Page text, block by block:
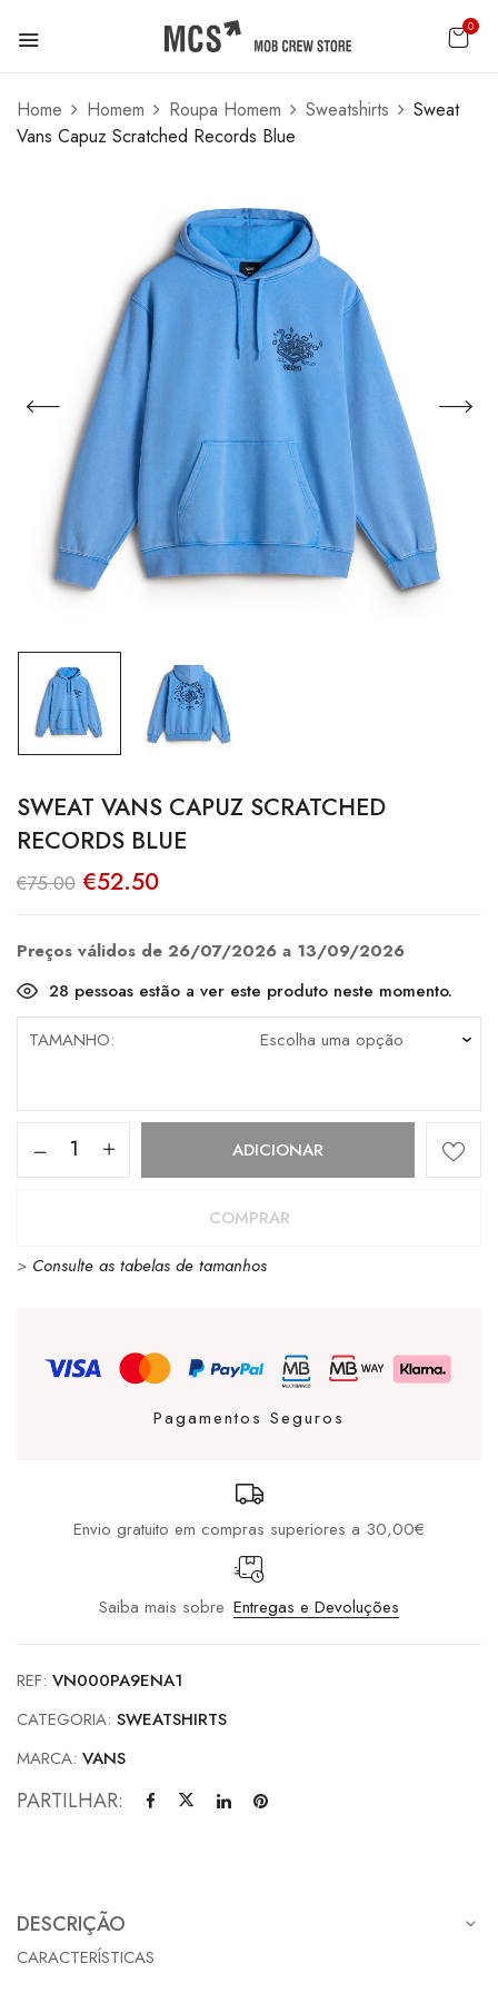
0
Home Homem Roupa Homem Sweatshirts
Sweat
Vans Capuz Scratched Records Blue
SWEAT VANS CAPUZ SCRATCHED
RECORDS BLUE
€75.00 O
preço
original
€75.00.
€52.50O
atual
€52.50.
Preços válidos de 26/07/2026 a 13/09/2026
28 pessoas estão a ver este produto neste momento.
TAMANHO
Quantidade
Capuz
Blue
ADICIONAR
COMPRAR
> Consulte as tabelas de tamanhos
Pagamentos Seguros
Envio gratuito em compras superiores a 30,00€
Saiba mais sobre Entregas e Devoluções
REF: VN000PA9ENA1
CATEGORIA: SWEATSHIRTS
MARCA: VANS
PARTILHAR:
DESCRIÇÃO
CARACTERÍSTICAS